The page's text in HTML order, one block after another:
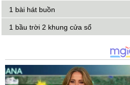
1 bài hát buồn
1 bầu trời 2 khung cửa sổ